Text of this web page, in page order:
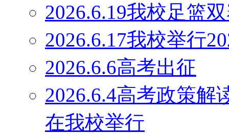
2026.6.19我校足篮
2026.6.17我校举行
2026.6.6高考出征
2026.6.4高考政策解
在我校举行